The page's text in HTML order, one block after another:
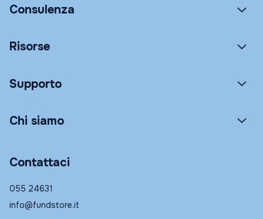
Consulenza
Risorse
Supporto
Chi siamo
Contattaci
055 24631
info@fundstore.it